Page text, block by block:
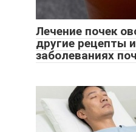
Лечение почек
другие рецепты
заболеваниях